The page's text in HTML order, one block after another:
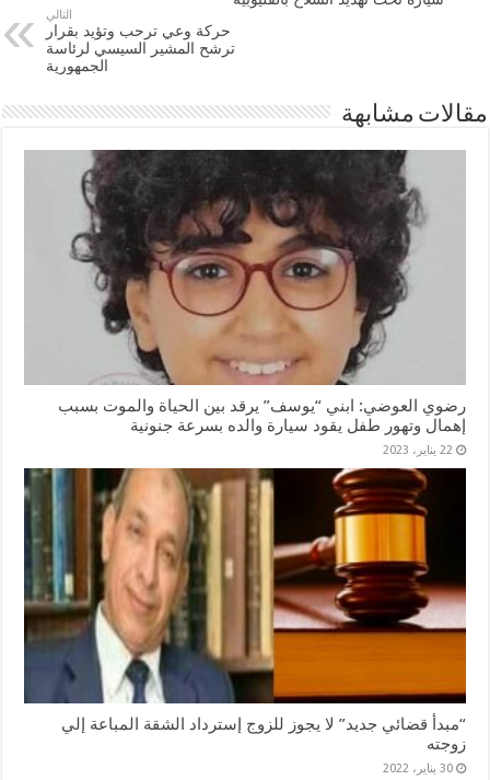
التالي
حركة وعي ترحب وتؤيد بقرار
ترشح المشير السيسي لرئاسة
الجمهورية
مقالات مشابهة
رضوي العوضي: ابني “يوسف” يرقد بين الحياة والموت بسبب
إهمال وتهور طفل يقود سيارة والده بسرعة جنونية
22 يناير، 2023
“مبدأ قضائي جديد” لا يجوز للزوج إسترداد الشقة المباعة إلي
زوجته
30 يناير، 2022